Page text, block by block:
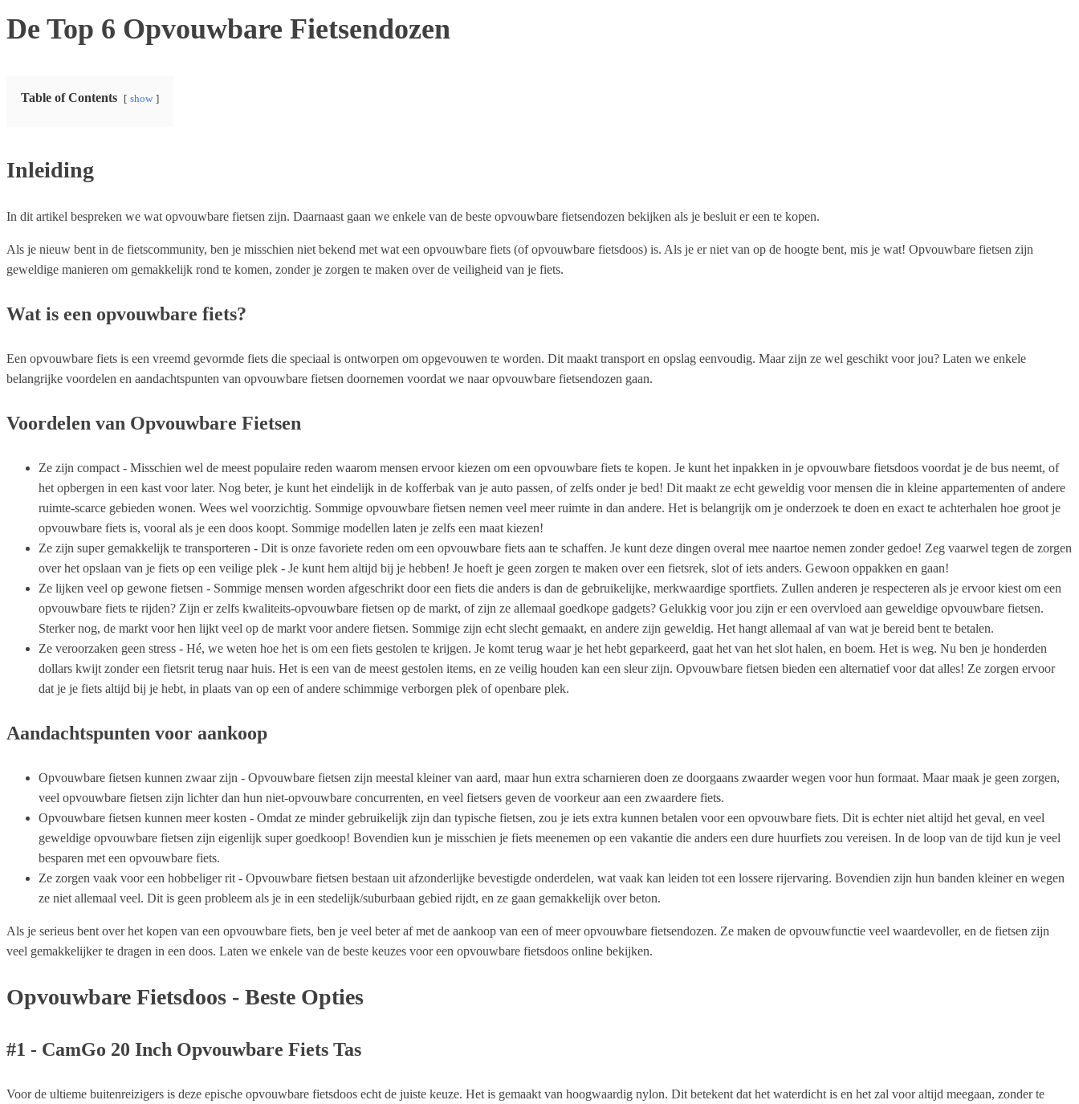
De Top 6 Opvouwbare Fietsendozen
Table of Contents show
Inleiding
In dit artikel bespreken we wat opvouwbare fietsen zijn. Daarnaast gaan we enkele van de beste opvouwbare fietsendozen bekijken als je besluit er een te kopen.
Als je nieuw bent in de fietscommunity, ben je misschien niet bekend met wat een opvouwbare fiets (of opvouwbare fietsdoos) is. Als je er niet van op de hoogte bent, mis je wat! Opvouwbare fietsen zijn
geweldige manieren om gemakkelijk rond te komen, zonder je zorgen te maken over de veiligheid van je fiets.
Wat is een opvouwbare fiets?
Een opvouwbare fiets is een vreemd gevormde fiets die speciaal is ontworpen om opgevouwen te worden. Dit maakt transport en opslag eenvoudig. Maar zijn ze wel geschikt voor jou? Laten we enkele
belangrijke voordelen en aandachtspunten van opvouwbare fietsen doornemen voordat we naar opvouwbare fietsendozen gaan.
Voordelen van Opvouwbare Fietsen
Ze zijn compact - Misschien wel de meest populaire reden waarom mensen ervoor kiezen om een opvouwbare fiets te kopen. Je kunt het inpakken in je opvouwbare fietsdoos voordat je de bus neemt, of
het opbergen in een kast voor later. Nog beter, je kunt het eindelijk in de kofferbak van je auto passen, of zelfs onder je bed! Dit maakt ze echt geweldig voor mensen die in kleine appartementen of andere
ruimte-scarce gebieden wonen. Wees wel voorzichtig. Sommige opvouwbare fietsen nemen veel meer ruimte in dan andere. Het is belangrijk om je onderzoek te doen en exact te achterhalen hoe groot je
opvouwbare fiets is, vooral als je een doos koopt. Sommige modellen laten je zelfs een maat kiezen!
Ze zijn super gemakkelijk te transporteren - Dit is onze favoriete reden om een opvouwbare fiets aan te schaffen. Je kunt deze dingen overal mee naartoe nemen zonder gedoe! Zeg vaarwel tegen de zorgen
over het opslaan van je fiets op een veilige plek - Je kunt hem altijd bij je hebben! Je hoeft je geen zorgen te maken over een fietsrek, slot of iets anders. Gewoon oppakken en gaan!
Ze lijken veel op gewone fietsen - Sommige mensen worden afgeschrikt door een fiets die anders is dan de gebruikelijke, merkwaardige sportfiets. Zullen anderen je respecteren als je ervoor kiest om een
opvouwbare fiets te rijden? Zijn er zelfs kwaliteits-opvouwbare fietsen op de markt, of zijn ze allemaal goedkope gadgets? Gelukkig voor jou zijn er een overvloed aan geweldige opvouwbare fietsen.
Sterker nog, de markt voor hen lijkt veel op de markt voor andere fietsen. Sommige zijn echt slecht gemaakt, en andere zijn geweldig. Het hangt allemaal af van wat je bereid bent te betalen.
Ze veroorzaken geen stress - Hé, we weten hoe het is om een fiets gestolen te krijgen. Je komt terug waar je het hebt geparkeerd, gaat het van het slot halen, en boem. Het is weg. Nu ben je honderden
dollars kwijt zonder een fietsrit terug naar huis. Het is een van de meest gestolen items, en ze veilig houden kan een sleur zijn. Opvouwbare fietsen bieden een alternatief voor dat alles! Ze zorgen ervoor
dat je je fiets altijd bij je hebt, in plaats van op een of andere schimmige verborgen plek of openbare plek.
Aandachtspunten voor aankoop
Opvouwbare fietsen kunnen zwaar zijn - Opvouwbare fietsen zijn meestal kleiner van aard, maar hun extra scharnieren doen ze doorgaans zwaarder wegen voor hun formaat. Maar maak je geen zorgen,
veel opvouwbare fietsen zijn lichter dan hun niet-opvouwbare concurrenten, en veel fietsers geven de voorkeur aan een zwaardere fiets.
Opvouwbare fietsen kunnen meer kosten - Omdat ze minder gebruikelijk zijn dan typische fietsen, zou je iets extra kunnen betalen voor een opvouwbare fiets. Dit is echter niet altijd het geval, en veel
geweldige opvouwbare fietsen zijn eigenlijk super goedkoop! Bovendien kun je misschien je fiets meenemen op een vakantie die anders een dure huurfiets zou vereisen. In de loop van de tijd kun je veel
besparen met een opvouwbare fiets.
Ze zorgen vaak voor een hobbeliger rit - Opvouwbare fietsen bestaan uit afzonderlijke bevestigde onderdelen, wat vaak kan leiden tot een lossere rijervaring. Bovendien zijn hun banden kleiner en wegen
ze niet allemaal veel. Dit is geen probleem als je in een stedelijk/suburbaan gebied rijdt, en ze gaan gemakkelijk over beton.
Als je serieus bent over het kopen van een opvouwbare fiets, ben je veel beter af met de aankoop van een of meer opvouwbare fietsendozen. Ze maken de opvouwfunctie veel waardevoller, en de fietsen zijn
veel gemakkelijker te dragen in een doos. Laten we enkele van de beste keuzes voor een opvouwbare fietsdoos online bekijken.
Opvouwbare Fietsdoos - Beste Opties
#1 - CamGo 20 Inch Opvouwbare Fiets Tas
Voor de ultieme buitenreizigers is deze epische opvouwbare fietsdoos echt de juiste keuze. Het is gemaakt van hoogwaardig nylon. Dit betekent dat het waterdicht is en het zal voor altijd meegaan, zonder te